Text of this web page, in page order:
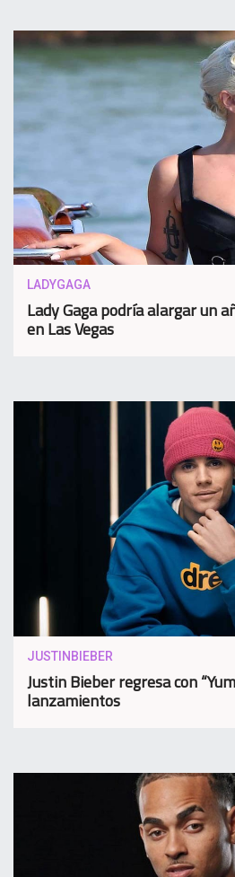
LADYGAGA
Lady Gaga podría alargar un
en Las Vegas
JUSTINBIEBER
Justin Bieber regresa con
lanzamientos